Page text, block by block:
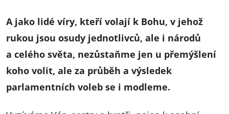
A jako lidé víry, kteří volají k Bohu, v jehož
rukou jsou osudy jednotlivců, ale i národů
a celého světa, nezůstaňme jen u přemýšlení
koho volit, ale za průběh a výsledek
parlamentních voleb se i modleme.